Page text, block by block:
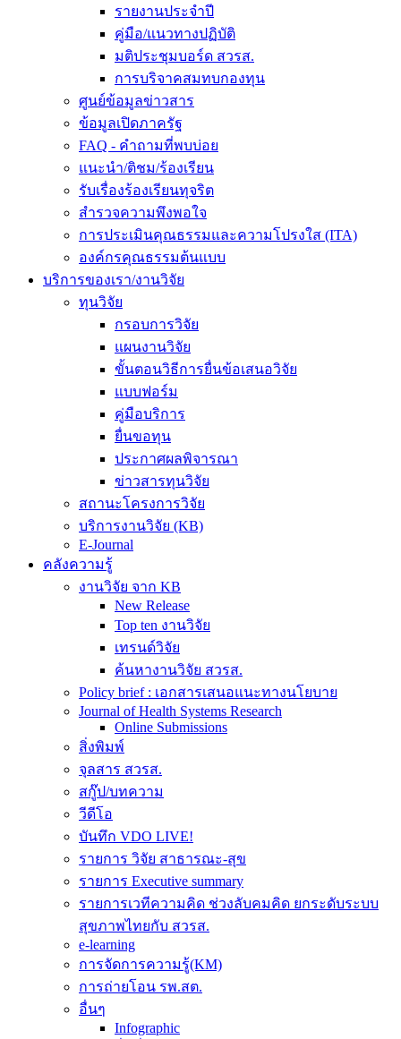
รายงานประจำปี
คู่มือ/แนวทางปฏิบัติ
มติประชุมบอร์ด สวรส.
การบริจาคสมทบกองทุน
ศูนย์ข้อมูลข่าวสาร
ข้อมูลเปิดภาครัฐ
FAQ - คำถามที่พบบ่อย
แนะนำ/ติชม/ร้องเรียน
รับเรื่องร้องเรียนทุจริต
สำรวจความพึงพอใจ
การประเมินคุณธรรมและความโปรงใส (ITA)
องค์กรคุณธรรมต้นแบบ
บริการของเรา/งานวิจัย
ทุนวิจัย
กรอบการวิจัย
แผนงานวิจัย
ขั้นตอนวิธีการยื่นข้อเสนอวิจัย
แบบฟอร์ม
คู่มือบริการ
ยื่นขอทุน
ประกาศผลพิจารณา
ข่าวสารทุนวิจัย
สถานะโครงการวิจัย
บริการงานวิจัย (KB)
E-Journal
คลังความรู้
งานวิจัย จาก KB
New Release
Top ten งานวิจัย
เทรนด์วิจัย
ค้นหางานวิจัย สวรส.
Policy brief : เอกสารเสนอแนะทางนโยบาย
Journal of Health Systems Research
Online Submissions
สิ่งพิมพ์
จุลสาร สวรส.
สกู๊ป/บทความ
วีดีโอ
บันทึก VDO LIVE!
รายการ วิจัย สาธารณะ-สุข
รายการ Executive summary
รายการเวทีความคิด ช่วงลับคมคิด ยกระดับระบบ
สุขภาพไทยกับ สวรส.
e-learning
การจัดการความรู้(KM)
การถ่ายโอน รพ.สต.
อื่นๆ
Infographic